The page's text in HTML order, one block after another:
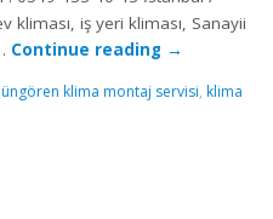
iş yeri kliması, Sanayii
Continue reading →
klima montaj servisi, klima